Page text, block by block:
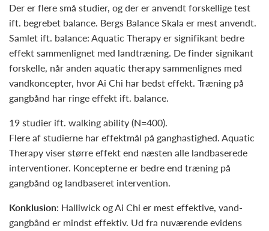
Der er flere små studier, og der er anvendt forskellige test
ift. begrebet balance. Bergs Balance Skala er mest anvendt.
Samlet ift. balance: Aquatic Therapy er signifikant bedre
effekt sammenlignet med landtræning. De finder signikant
forskelle, når anden aquatic therapy sammenlignes med
vandkoncepter, hvor Ai Chi har bedst effekt. Træning på
gangbånd har ringe effekt ift. balance.
19 studier ift. walking ability (N=400).
Flere af studierne har effektmål på ganghastighed. Aquatic
Therapy viser større effekt end næsten alle landbaserede
interventioner. Koncepterne er bedre end træning på
gangbånd og landbaseret intervention.
Konklusion: Halliwick og Ai Chi er mest effektive, vand-
gangbånd er mindst effektiv. Ud fra nuværende evidens